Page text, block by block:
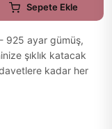
Sepete Ekle
925 ayar gümüş,
şıklık katacak
kadar her